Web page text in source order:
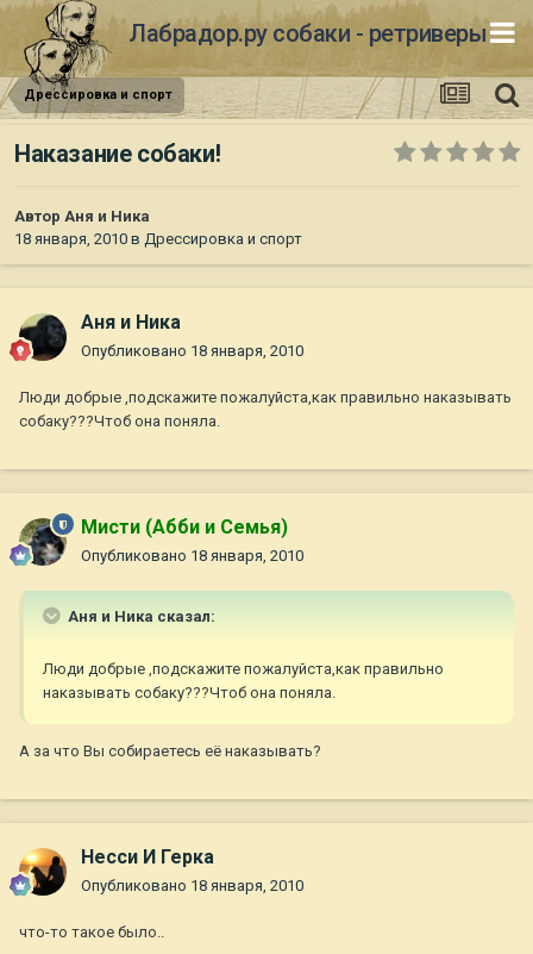
Лабрадор.ру собаки - ретриверы
Дрессировка и спорт
Наказание собаки!
Автор Аня и Ника
18 января, 2010 в Дрессировка и спорт
Аня и Ника
Опубликовано 18 января, 2010
Люди добрые ,подскажите пожалуйста,как правильно наказывать
собаку???Чтоб она поняла.
Мисти (Абби и Семья)
Опубликовано 18 января, 2010
Аня и Ника сказал:
Люди добрые ,подскажите пожалуйста,как правильно
наказывать собаку???Чтоб она поняла.
А за что Вы собираетесь её наказывать?
Несси И Герка
Опубликовано 18 января, 2010
что-то такое было..